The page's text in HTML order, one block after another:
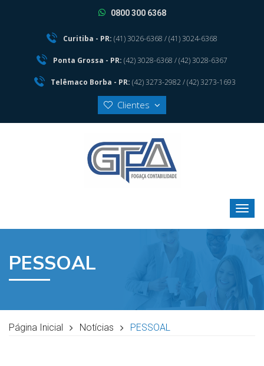
0800 300 6368
Curitiba - PR: (41) 3026-6368 / (41) 3024-6368
Ponta Grossa - PR: (42) 3028-6368 / (42) 3028-6367
Telêmaco Borba - PR: (42) 3273-2982 / (42) 3273-1693
Clientes
PESSOAL
Página Inicial Notícias PESSOAL